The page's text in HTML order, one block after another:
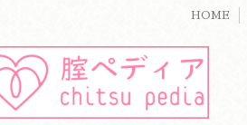
HOME